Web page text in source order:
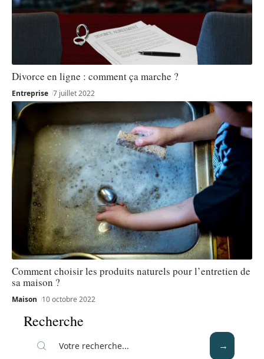
Divorce en ligne : comment ça marche ?
Entreprise 7 juillet 2022
Comment choisir les produits naturels pour l’entretien de
sa maison ?
Maison 10 octobre 2022
Recherche